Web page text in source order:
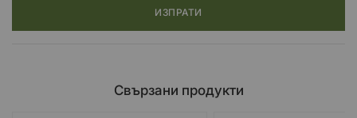
ИЗПРАТИ
Свързани продукти